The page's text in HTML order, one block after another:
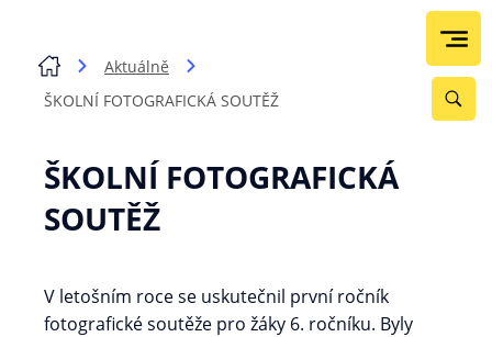
Aktuálně
ŠKOLNÍ FOTOGRAFICKÁ SOUTĚŽ
ŠKOLNÍ FOTOGRAFICKÁ
SOUTĚŽ
V letošním roce se uskutečnil první ročník
fotografické soutěže pro žáky 6. ročníku. Byly